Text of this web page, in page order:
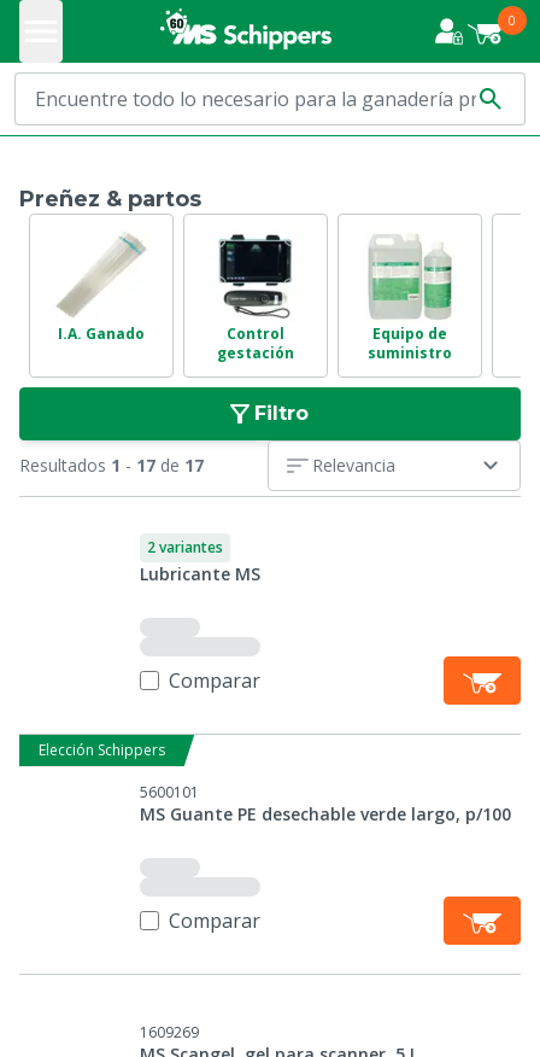
0
Preñez & partos
I.A. Ganado
Control
gestación
Equipo de
suministro
Filtro
Resultados 1 - 17 de 17 Relevancia
2 variantes
Lubricante MS
Comparar
Elección Schippers
5600101
MS Guante PE desechable verde largo, p/100
Comparar
1609269